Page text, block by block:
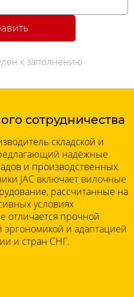
к заполнению
сотрудничества
складской и
надёжные
и производственных
JAC включает вилочные
рассчитанные на
условиях
отличается прочной
эргономикой и адаптацией
и стран СНГ.